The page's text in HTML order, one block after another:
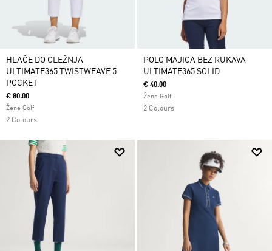
HLAČE DO GLEŽNJA
ULTIMATE365 TWISTWEAVE 5-
POCKET
€ 80.00
Žene Golf
2 Colours
POLO MAJICA BEZ RUKAVA
ULTIMATE365 SOLID
€ 40.00
Žene Golf
2 Colours